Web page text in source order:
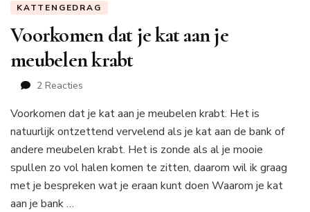
KATTENGEDRAG
Voorkomen dat je kat aan je
meubelen krabt
2 Reacties
dat
je
aan
je
meubelen
Voorkomen dat je kat aan je meubelen krabt. Het is
natuurlijk ontzettend vervelend als je kat aan de bank of
andere meubelen krabt. Het is zonde als al je mooie
spullen zo vol halen komen te zitten, daarom wil ik graag
met je bespreken wat je eraan kunt doen Waarom je kat
aan je bank …